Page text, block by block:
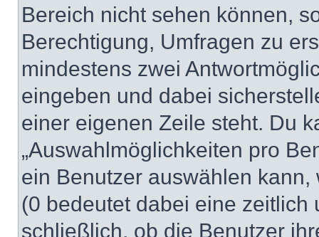
Bereich nicht sehen können,
Berechtigung, Umfragen zu
mindestens zwei
eingeben und dabei
einer eigenen Zeile steht. Du
„Auswahlmöglichkeiten pro
ein Benutzer auswählen
(0 bedeutet dabei eine
schließlich, ob die Benutzer